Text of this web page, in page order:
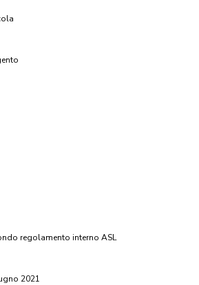
regolamento interno ASL
2021